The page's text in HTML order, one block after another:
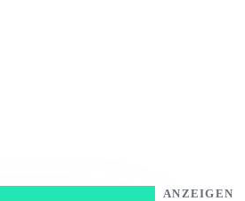
ANZEIGEN